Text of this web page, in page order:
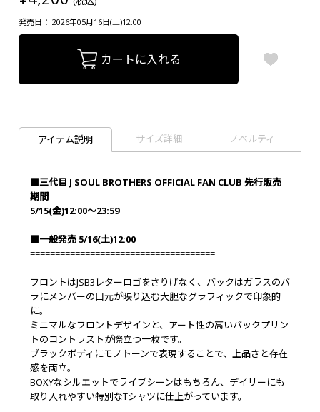
発売日： 2026年05月16日(土)12:00
カートに入れる
アイテム説明 サイズ詳細 ノベルティ
■三代目 J SOUL BROTHERS OFFICIAL FAN CLUB 先行販売
期間
5/15(金)12:00～23:59
■一般発売 5/16(土)12:00
=====================================
フロントはJSB3レターロゴをさりげなく、バックはガラスのバ
ラにメンバーの口元が映り込む大胆なグラフィックで印象的
に。
ミニマルなフロントデザインと、アート性の高いバックプリン
トのコントラストが際立つ一枚です。
ブラックボディにモノトーンで表現することで、上品さと存在
感を両立。
BOXYなシルエットでライブシーンはもちろん、デイリーにも
取り入れやすい特別なTシャツに仕上がっています。